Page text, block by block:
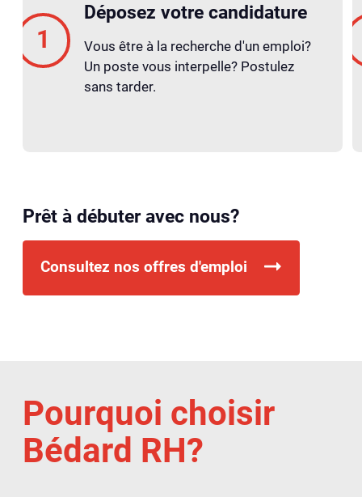
Déposez votre candidature
Vous être à la recherche d'un emploi?
Un poste vous interpelle? Postulez
sans tarder.
Prêt à débuter avec nous?
Consultez nos offres d'emploi
Pourquoi choisir
Bédard RH?